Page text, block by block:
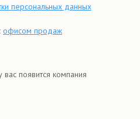
персональных данных
офисом продаж
появится компания